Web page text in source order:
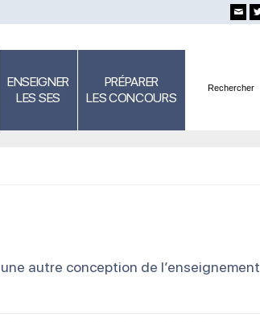
ENSEIGNER
LES SES
PRÉPARER
LES CONCOURS
autre conception de l’enseignement